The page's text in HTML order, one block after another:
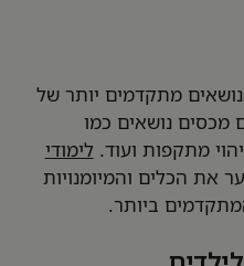
מתקדמים יותר של
מכסים נושאים כמו
מתקפות ועוד. לימודי
את הכלים והמיומנויות
ביותר.